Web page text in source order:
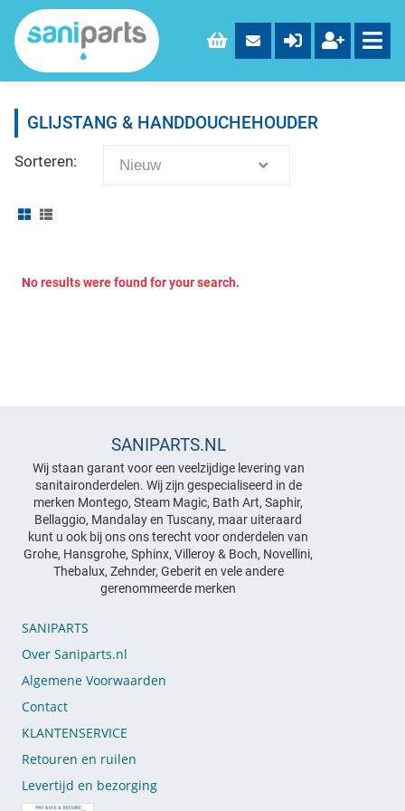
GLIJSTANG & HANDDOUCHEHOUDER
Sorteren: Nieuw
No results were found for your search.
SANIPARTS.NL
Wij staan garant voor een veelzijdige levering van
sanitaironderdelen. Wij zijn gespecialiseerd in de
merken Montego, Steam Magic, Bath Art, Saphir,
Bellaggio, Mandalay en Tuscany, maar uiteraard
kunt u ook bij ons ons terecht voor onderdelen van
Grohe, Hansgrohe, Sphinx, Villeroy & Boch, Novellini,
Thebalux, Zehnder, Geberit en vele andere
gerenommeerde merken
SANIPARTS
Over Saniparts.nl
Algemene Voorwaarden
Contact
KLANTENSERVICE
Retouren en ruilen
Levertijd en bezorging